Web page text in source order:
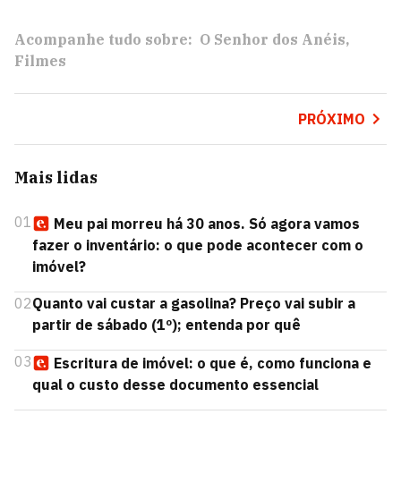
Acompanhe tudo sobre: O Senhor dos Anéis
Filmes
PRÓXIMO
Mais lidas
01
Meu pai morreu há 30 anos. Só agora vamos
fazer o inventário: o que pode acontecer com o
imóvel?
02Quanto vai custar a gasolina? Preço vai subir a
partir de sábado (1º); entenda por quê
03
Escritura de imóvel: o que é, como funciona e
qual o custo desse documento essencial